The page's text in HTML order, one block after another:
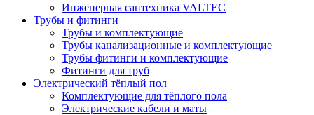
Инженерная сантехника VALTEC
Трубы и фитинги
Трубы и комплектующие
Трубы канализационные и комплектующие
Трубы фитинги и комплектующие
Фитинги для труб
Электрический тёплый пол
Комплектующие для тёплого пола
Электрические кабели и маты